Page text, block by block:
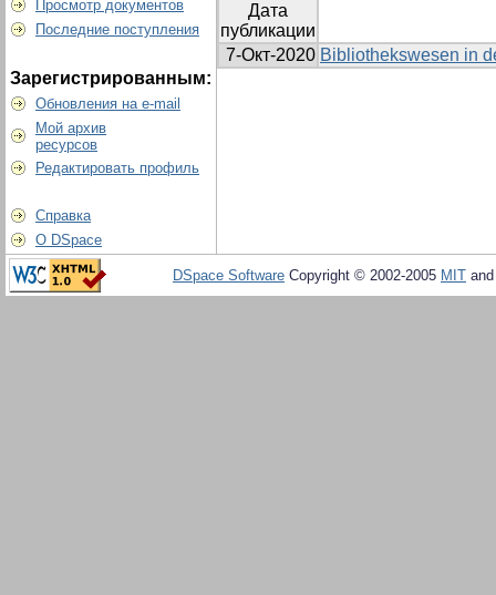
Просмотр документов
Последние поступления
Зарегистрированным:
Обновления на e-mail
Мой архив
ресурсов
Редактировать профиль
Справка
О DSpace
Дата
публикации
7-Окт-2020 Bibliothekswesen in
DSpace Software Copyright © 2002-2005 MIT